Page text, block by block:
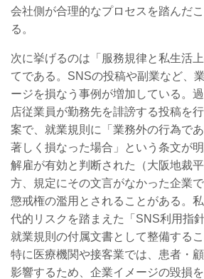
会社側が合理的なプロセスを踏んだ
る。
次に挙げるのは「服務規律と私生活
てである。SNSの投稿や副業など、
ージを損なう事例が増加している。
店従業員が勤務先を誹謗する投稿を
案で、就業規則に「業務外の行為で
著しく損なった場合」という条文が
解雇が有効と判断された（大阪地裁
方、規定にその文言がなかった企業
懲戒権の濫用とされることがある。
代的リスクを踏まえた「SNS利用指
就業規則の付属文書として整備する
特に医療機関や接客業では、患者・
影響するため、企業イメージの毀損